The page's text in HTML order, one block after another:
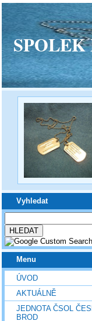
SPOLEK
Vyhledat
Menu
ÚVOD
AKTUÁLNĚ
JEDNOTA ČSOL
BROD